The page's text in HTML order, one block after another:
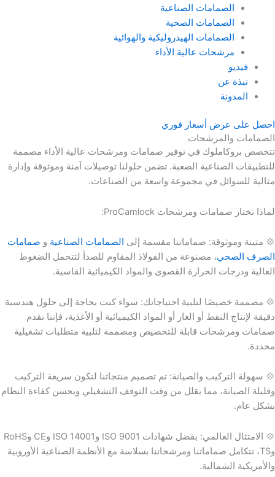
الصمامات الصناعية
الصمامات الصحية
الصمامات الهيدروليكية والهوائية
مرشحات عالية الأداء
فيديو
نبذة عن
المدونة
احصل على عرض أسعار فوري
الصمامات والمرشحات
تتخصص بروكاملوك في توفير صمامات ومرشحات عالية الأداء مصممة
للتطبيقات الصناعية الصعبة. تضمن حلولنا توصيلات آمنة وموثوقة وإدارة
مثالية للسوائل في مجموعة واسعة من الصناعات.
لماذا تختار صمامات ومرشحات ProCamlock:
💠 متينة وموثوقة: صماماتنا مقسمة إلى الصمامات الصناعية و صمامات
الصرف الصحي، مصنوعة من الفولاذ المقاوم للصدأ لتتحمل الضغوط
العالية ودرجات الحرارة القصوى والمواد الكيميائية القاسية.
💠 مصممة خصيصًا لتلبية احتياجاتك: سواء كنت بحاجة إلى حلول هندسية
دقيقة لإنتاج النفط أو الغاز أو المواد الكيميائية أو الأغذية، فإننا نقدم
صمامات ومرشحات قابلة للتخصيص ومصممة لتلبية متطلبات تشغيلية
محددة.
💠 سهولة التركيب والصيانة: تم تصميم منتجاتنا لتكون سريعة التركيب
وقليلة الصيانة، مما يقلل من وقت التوقف التشغيلي ويحسن كفاءة النظام
بشكل عام.
💠 الامتثال العالمي: بفضل شهادات ISO 9001 وISO 14001 وCE وRoHS
وTS، تتكامل صماماتنا ومرشحاتنا بسلاسة مع الأنظمة الصناعية الأوروبية
والأمريكية الشمالية.